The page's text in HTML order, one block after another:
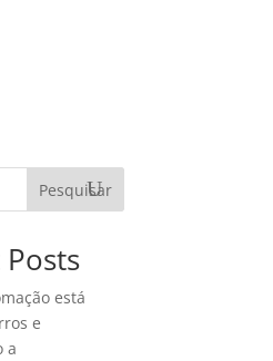
Pesquisar
está
e
a